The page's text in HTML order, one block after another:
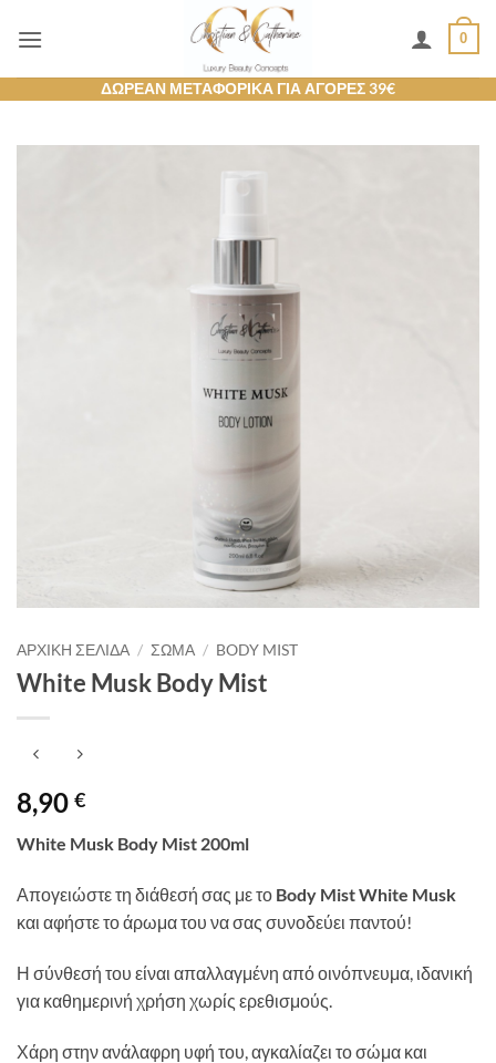
στο
0
ΔΩΡΕΑΝ ΜΕΤΑΦΟΡΙΚΑ ΓΙΑ ΑΓΟΡΕΣ 39€
ΑΡΧΙΚΉ ΣΕΛΊΔΑ / ΣΏΜΑ / BODY MIST
White Musk Body Mist
8,90 €
White Musk Body Mist 200ml
Απογειώστε τη διάθεσή σας με το Body Mist White Musk
και αφήστε το άρωματου να σας συνοδεύει παντού!
Η σύνθεσή του είναι απαλλαγμένη από οινόπνευμα, ιδανική
για καθημερινή χρήση χωρίς ερεθισμούς.
Χάρη στην ανάλαφρη υφή του, αγκαλίαζει το σώμα και